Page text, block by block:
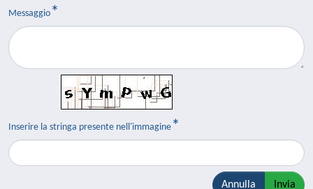
Messaggio
Inserire la stringa presente nell'immagine
Annulla Invia